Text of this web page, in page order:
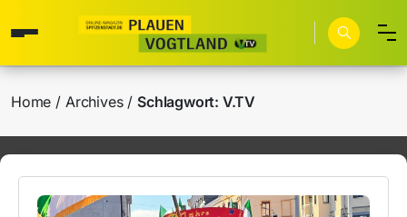
Home Archives Schlagwort: V.TV